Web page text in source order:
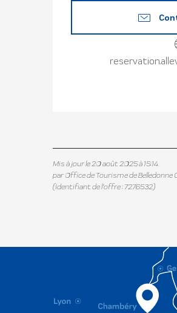
Mis à jour le 20 août 2025 à 15:14
par Office de Tourisme de Belledonne
(Identifiant de l'offre : 7276532)